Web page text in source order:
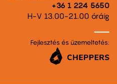
+36 1 224 5650
H-V 13.00-21.00 óráig
Fejlesztés és üzemeltetés: